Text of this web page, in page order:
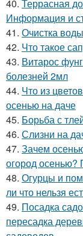
40. Террасная
Информация и
41. Очистка
42. Что такое
43. Витарос
болезней 2мл
44. Что из
осенью на даче
45. Борьба с
46. Слизни на
47. Зачем
огород осенью?
48. Огурцы и
ли что нельзя
49. Посадка
пересадка